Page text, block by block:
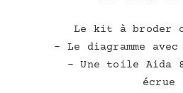
Le kit à broder
– Le diagramme
– Une toile Aida
écrue